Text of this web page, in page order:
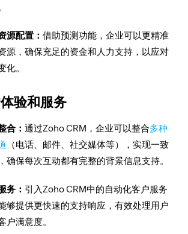
源配置：借助预测功能，企业可以更精准
源，确保充足的资金和人力支持，以应对
化。
验和服务
合：通过Zoho CRM，企业可以整合多种
（电话、邮件、社交媒体等），实现一致
确保每次互动都有完整的背景信息支持。
务： 引入Zoho CRM中的自动化客户服务
够提供更快速的支持响应，有效处理用户
户满意度。